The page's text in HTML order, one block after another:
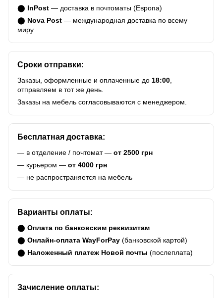
⬤ InPost — доставка в почтоматы (Европа)
⬤ Nova Post — международная доставка по всему
миру
Сроки отправки:
Заказы, оформленные и оплаченные до 18:00
отправляем в тот же день.
Заказы на мебель согласовываются с менеджером.
Бесплатная доставка:
— в отделение / почтомат — от 2500 грн
— курьером — от 4000 грн
— не распространяется на мебель
Варианты оплаты:
⬤ Оплата по банковским реквизитам
⬤ Онлайн-оплата WayForPay (банковской картой)
⬤ Наложенный платеж Новой почты (послеплата)
Зачисление оплаты: